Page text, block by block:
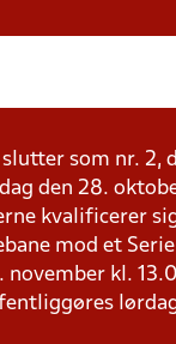
slutter som nr. 2,
den 28.
kvalificerer
mod et
november kl.